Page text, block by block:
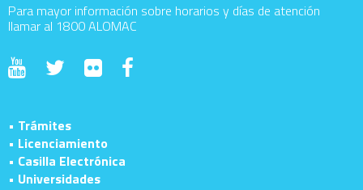
Para mayor información sobre horarios y días de atención
llamar al 1800 ALOMAC
• Trámites
• Licenciamiento
• Casilla Electrónica
• Universidades